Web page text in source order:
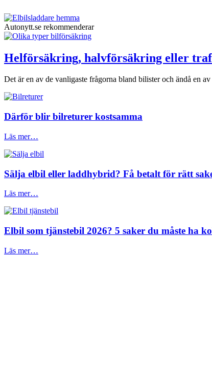
Autonytt.se rekommenderar
Helförsäkring, halvförsäkring eller
Det är en av de vanligaste frågorna bland bilister och ändå en av
Därför blir bilreturer kostsamma
Läs mer…
Sälja elbil eller laddhybrid? Få betalt för rätt
Läs mer…
Elbil som tjänstebil 2026? 5 saker du måste ha
Läs mer…